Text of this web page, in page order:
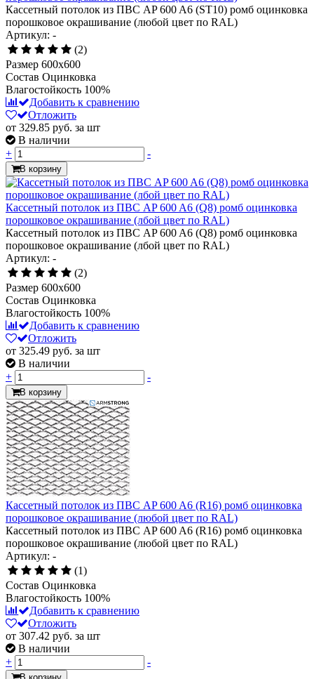
Кассетный потолок из ПВС AP 600 A6 (ST10) ромб оцинковка
порошковое окрашивание (любой цвет по RAL)
Артикул: -
(2)
Размер 600x600
Состав Оцинковка
Влагостойкость 100%
Добавить к сравнению
Отложить
от 329.85 руб. за шт
В наличии
+
-
В корзину
Кассетный потолок из ПВС AP 600 A6 (Q8) ромб оцинковка
порошковое окрашивание (лбой цвет по RAL)
Кассетный потолок из ПВС AP 600 A6 (Q8) ромб оцинковка
порошковое окрашивание (лбой цвет по RAL)
Артикул: -
(2)
Размер 600x600
Состав Оцинковка
Влагостойкость 100%
Добавить к сравнению
Отложить
от 325.49 руб. за шт
В наличии
+
-
В корзину
Кассетный потолок из ПВС AP 600 A6 (R16) ромб оцинковка
порошковое окрашивание (любой цвет по RAL)
Кассетный потолок из ПВС AP 600 A6 (R16) ромб оцинковка
порошковое окрашивание (любой цвет по RAL)
Артикул: -
(1)
Состав Оцинковка
Влагостойкость 100%
Добавить к сравнению
Отложить
от 307.42 руб. за шт
В наличии
+
-